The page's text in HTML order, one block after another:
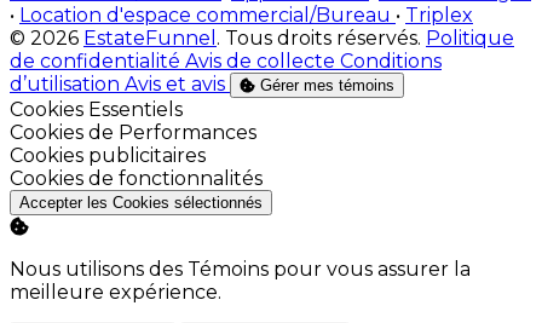
• Location d'espace commercial/Bureau • Triplex
© 2026 EstateFunnel . Tous droits réservés. Politique
de confidentialité Avis de collecte Conditions
d’utilisation Avis et avis Gérer mes témoins
Activer
Cookies Essentiels
Activer
Cookies de Performances
Activer
Cookies publicitaires
Activer
Cookies de fonctionnalités
Accepter les Cookies sélectionnés
Nous utilisons des Témoins pour vous assurer la
meilleure expérience.